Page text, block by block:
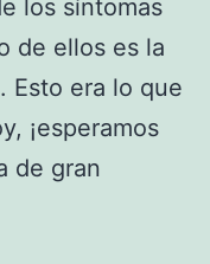
los síntomas
de ellos es la
Esto era lo que
¡esperamos
de gran